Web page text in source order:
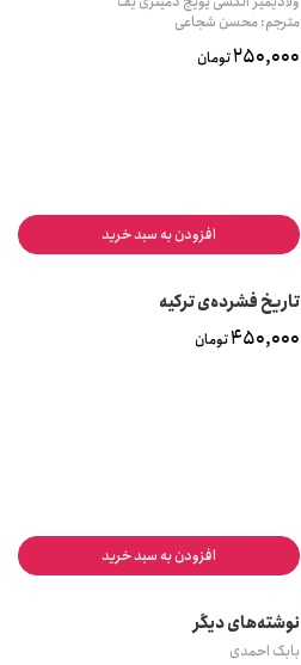
مترجم: محسن شجاعی
250,000تومان
افزودن به سبد خرید
تاریخ فشرده‌ی ترکیه
450,000تومان
افزودن به سبد خرید
نوشته‌های دیگر
بابک احمدی